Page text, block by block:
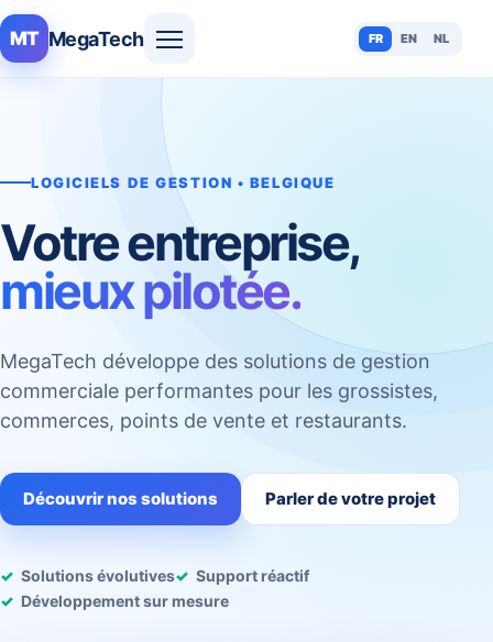
MT MegaTech FR EN NL
LOGICIELS DE GESTION • BELGIQUE
Votre entreprise,
mieux pilotée.
MegaTech développe des solutions de gestion
commerciale performantes pour les grossistes,
commerces, points de vente et restaurants.
Découvrir nos solutions Parler de votre projet
Solutions évolutives
Support réactif
Développement sur mesure